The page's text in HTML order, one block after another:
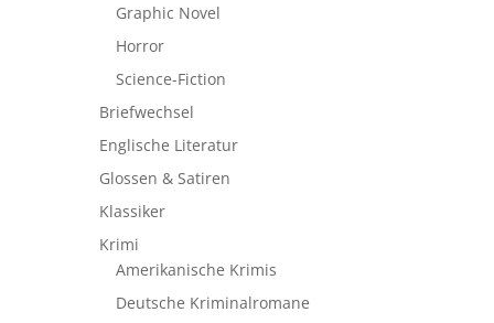
Graphic Novel
Horror
Science-Fiction
Briefwechsel
Englische Literatur
Glossen & Satiren
Klassiker
Krimi
Amerikanische Krimis
Deutsche Kriminalromane